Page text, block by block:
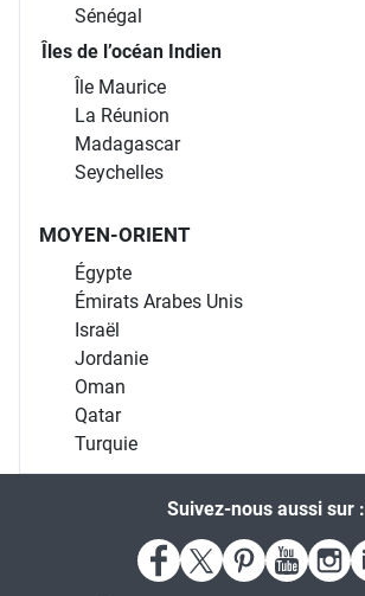
Sénégal
Îles de l’océan Indien
Île Maurice
La Réunion
Madagascar
Seychelles
MOYEN-ORIENT
Égypte
Émirats Arabes Unis
Israël
Jordanie
Oman
Qatar
Turquie
Suivez-nous aussi sur :